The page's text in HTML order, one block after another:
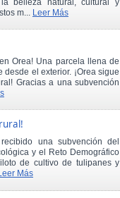
belleza natural, cultural y
m... Leer Más
Orea! Una parcela llena de
el exterior. ¡Orea sigue
Gracias a una subvención
una subvención del
y el Reto Demográfico
de cultivo de tulipanes y
Más